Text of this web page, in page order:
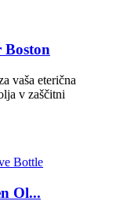
Boston
vaša eterična
v zaščitni
Ol...